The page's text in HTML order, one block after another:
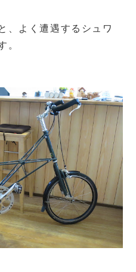
、よく遭遇するシュワ
。